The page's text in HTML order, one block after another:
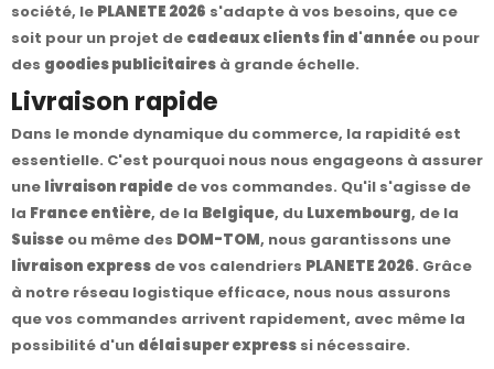
société, le PLANETE 2026 s'adapte à vos besoins, que ce
soit pour un projet de cadeaux clients fin d'année ou pour
des goodies publicitaires à grande échelle.
Livraison rapide
Dans le monde dynamique du commerce, la rapidité est
essentielle. C'est pourquoi nous nous engageons à assurer
une livraison rapide de vos commandes. Qu'il s'agisse de
la France entière, de la Belgique, du Luxembourg, de la
Suisse ou même des DOM-TOM, nous garantissons une
livraison express de vos calendriers PLANETE 2026. Grâce
à notre réseau logistique efficace, nous nous assurons
que vos commandes arrivent rapidement, avec même la
possibilité d'un délai super express si nécessaire.